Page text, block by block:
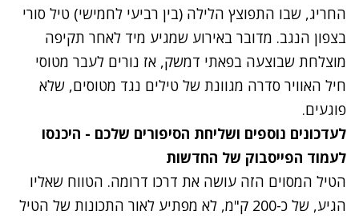
החריג, שבו התפוצץ הלילה (בין רביעי לחמישי) טיל סורי
בצפון הנגב. מדובר באירוע שמגיע מיד לאחר תקיפה
מוצלחת שבוצעה בפאתי דמשק, אז נורים לעבר מטוסי
חיל האוויר סדרה מגוונת של טילים נגד מטוסים, שלא
פוגעים.
לעדכונים נוספים ושליחת הסיפורים שלכם - היכנסו
לעמוד הפייסבוק של החדשות
הטיל המסוים הזה עושה את דרכו דרומה. הטווח שאליו
הגיע, של כ-200 ק"מ, לא מפתיע לאור התכונות של הטיל